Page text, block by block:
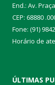
End.: Av.
CEP: 68880
Fone: (91)
Horário de
ÚLTIMAS